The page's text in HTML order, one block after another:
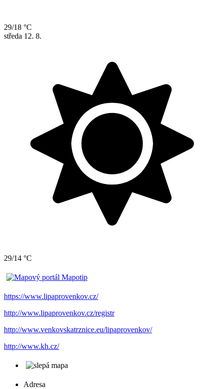
29/18 °C
středa 12. 8.
29/14 °C
https://www.lipaprovenkov.cz/
http://www.lipaprovenkov.cz/registr
http://www.venkovskatrznice.eu/lipaprovenkov/
http://www.kh.cz/
Adresa